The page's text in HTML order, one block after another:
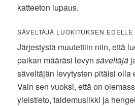
katteeton lupaus.
SÄVELTÄJÄ LUOKITUKSEN EDELLE
Järjestystä muutettiin niin, että
paikan määräsi levynsäveltäjä
säveltäjän levytysten pitäisi olla
Vain sen vuoksi, että on
yleistieto, taidemusiikki ja